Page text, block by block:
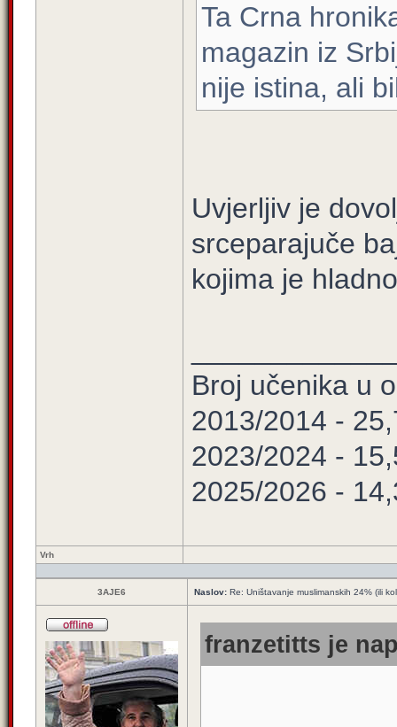
Ta Crna
magazin iz
nije istina, ali
Uvjerljiv je
srceparajuče
kojima je hladno
Broj učenika u
2013/2014 -
2023/2024 -
2025/2026 -
Vrh
3AJE6 Naslov: Re: Uništavanje muslimanskih 24% (ili
franzetitts je